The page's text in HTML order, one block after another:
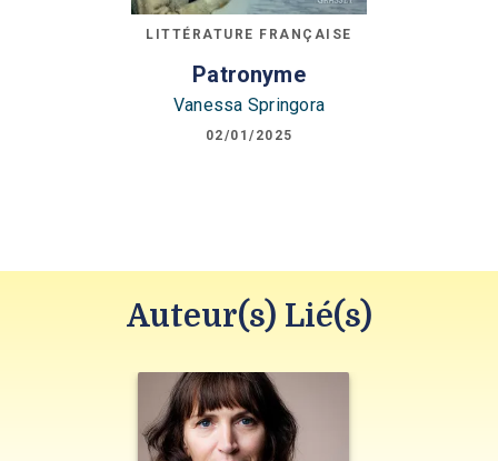
LITTÉRATURE FRANÇAISE
Patronyme
Vanessa Springora
02/01/2025
Auteur(s) Lié(s)